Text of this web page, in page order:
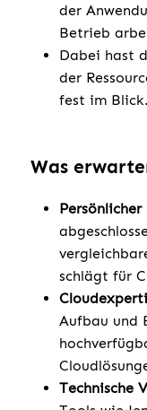
der
Betrieb
Dabei hast
der
fest im Blick.
Was
schlägt für
Aufbau und
Technische